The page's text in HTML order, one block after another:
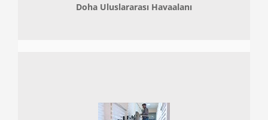
Doha Uluslararası Havaalanı